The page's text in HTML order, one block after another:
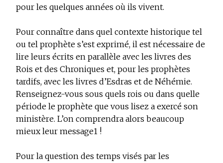
pour les quelques années où ils vivent.
Pour connaître dans quel contexte historique tel
ou tel prophète s’est exprimé, il est nécessaire de
lire leurs écrits en parallèle avec les livres des
Rois et des Chroniques et, pour les prophètes
tardifs, avec les livres d’Esdras et de Néhémie.
Renseignez-vous sous quels rois ou dans quelle
période le prophète que vous lisez a exercé son
ministère. L’on comprendra alors beaucoup
mieux leur message1 !
Pour la question des temps visés par les